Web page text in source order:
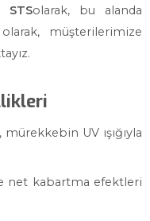
STSolarak, bu alanda
müşterilerimize
mürekkebin UV ışığıyla
net kabartma efektleri